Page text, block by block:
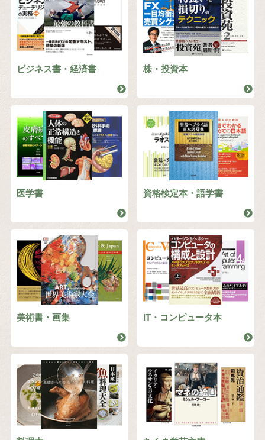
ビジネス書・経済書 株・投資本
医学書 資格検定本・語学書
美術書・画集 IT・コンピュータ本